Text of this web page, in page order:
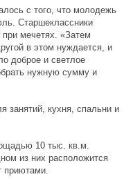
с того, что молодежь
Старшеклассники
мечетях. «Затем
в этом нуждается, и
доброе и светлое
нужную сумму и
занятий, кухня, спальни и
10 тыс. кв.м.
из них расположится
приютами.